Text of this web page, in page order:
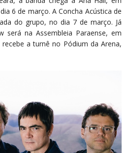
6 de março. A Concha Acústica de
do grupo, no dia 7 de março. Já
na Assembleia Paraense, em
a turnê no Pódium da Arena,